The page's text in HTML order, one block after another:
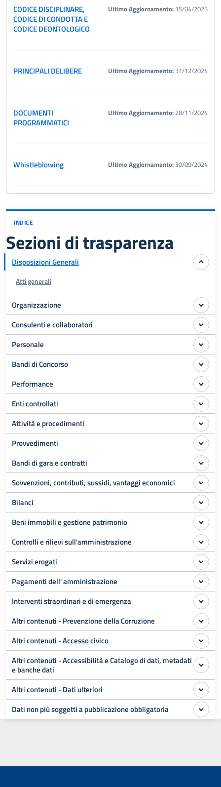
CODICE DISCIPLINARE,
CODICE DI CONDOTTA E
CODICE DEONTOLOGICO
Ultimo Aggiornamento: 15/04/2025
PRINCIPALI DELIBERE Ultimo Aggiornamento: 31/12/2024
DOCUMENTI
PROGRAMMATICI
Ultimo Aggiornamento: 28/11/2024
Whistleblowing Ultimo Aggiornamento: 30/09/2024
INDICE
Sezioni di trasparenza
Disposizioni Generali
Atti generali
Organizzazione
Consulenti e collaboratori
Personale
Bandi di Concorso
Performance
Enti controllati
Attività e procedimenti
Provvedimenti
Bandi di gara e contratti
Sovvenzioni, contributi, sussidi, vantaggi economici
Bilanci
Beni immobili e gestione patrimonio
Controlli e rilievi sull'amministrazione
Servizi erogati
Pagamenti dell' amministrazione
Interventi straordinari e di emergenza
Altri contenuti - Prevenzione della Corruzione
Altri contenuti - Accesso civico
Altri contenuti - Accessibilità e Catalogo di dati, metadati
e banche dati
Altri contenuti - Dati ulteriori
Dati non più soggetti a pubblicazione obbligatoria